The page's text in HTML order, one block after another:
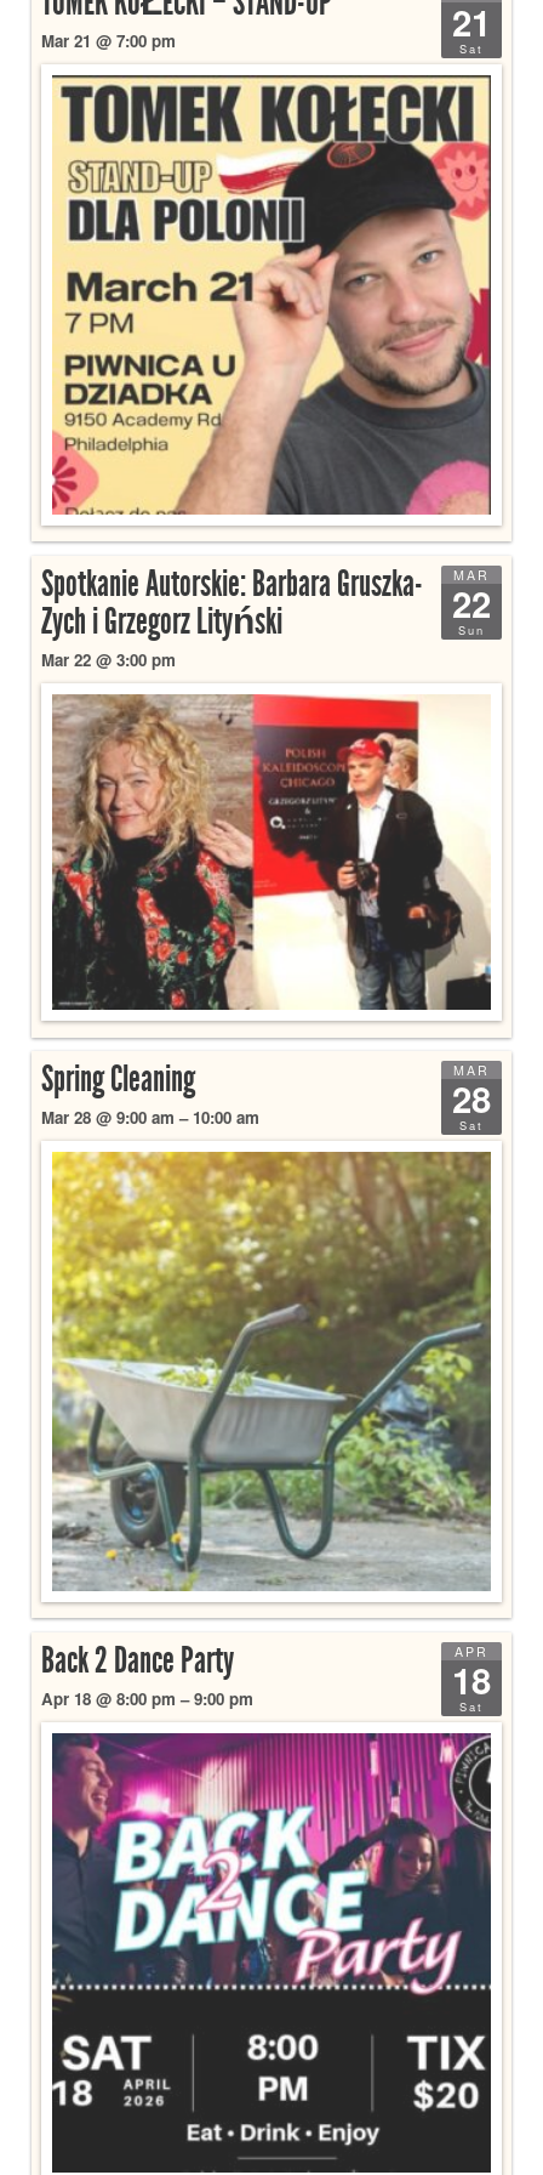
21
Sat
Mar 21 @ 7:00 pm
MAR
22
Sun
Spotkanie Autorskie: Barbara Gruszka-
Zych i Grzegorz Lityński
Mar 22 @ 3:00 pm
MAR
28
Sat
Spring Cleaning
Mar 28 @ 9:00 am – 10:00 am
APR
18
Sat
Back 2 Dance Party
Apr 18 @ 8:00 pm – 9:00 pm